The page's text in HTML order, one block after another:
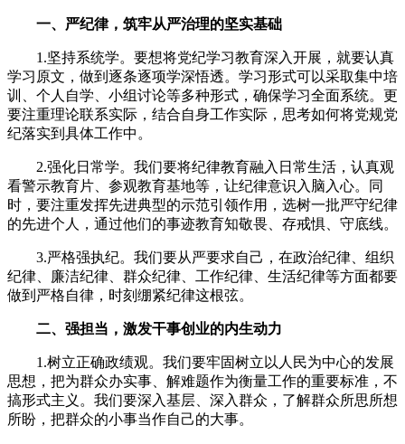
一、严纪律，筑牢从严治理的坚实基础
1.坚持系统学。要想将党纪学习教育深入开展，就要认真
学习原文，做到逐条逐项学深悟透。学习形式可以采取集中培
训、个人自学、小组讨论等多种形式，确保学习全面系统。更
要注重理论联系实际，结合自身工作实际，思考如何将党规党
纪落实到具体工作中。
2.强化日常学。我们要将纪律教育融入日常生活，认真观
看警示教育片、参观教育基地等，让纪律意识入脑入心。同
时，要注重发挥先进典型的示范引领作用，选树一批严守纪律
的先进个人，通过他们的事迹教育知敬畏、存戒惧、守底线。
3.严格强执纪。我们要从严要求自己，在政治纪律、组织
纪律、廉洁纪律、群众纪律、工作纪律、生活纪律等方面都要
做到严格自律，时刻绷紧纪律这根弦。
二、强担当，激发干事创业的内生动力
1.树立正确政绩观。我们要牢固树立以人民为中心的发展
思想，把为群众办实事、解难题作为衡量工作的重要标准，不
搞形式主义。我们要深入基层、深入群众，了解群众所思所想
所盼，把群众的小事当作自己的大事。